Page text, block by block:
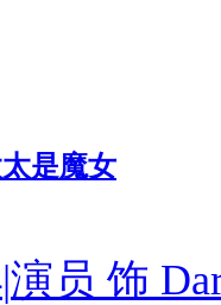
是魔女
|演员 饰